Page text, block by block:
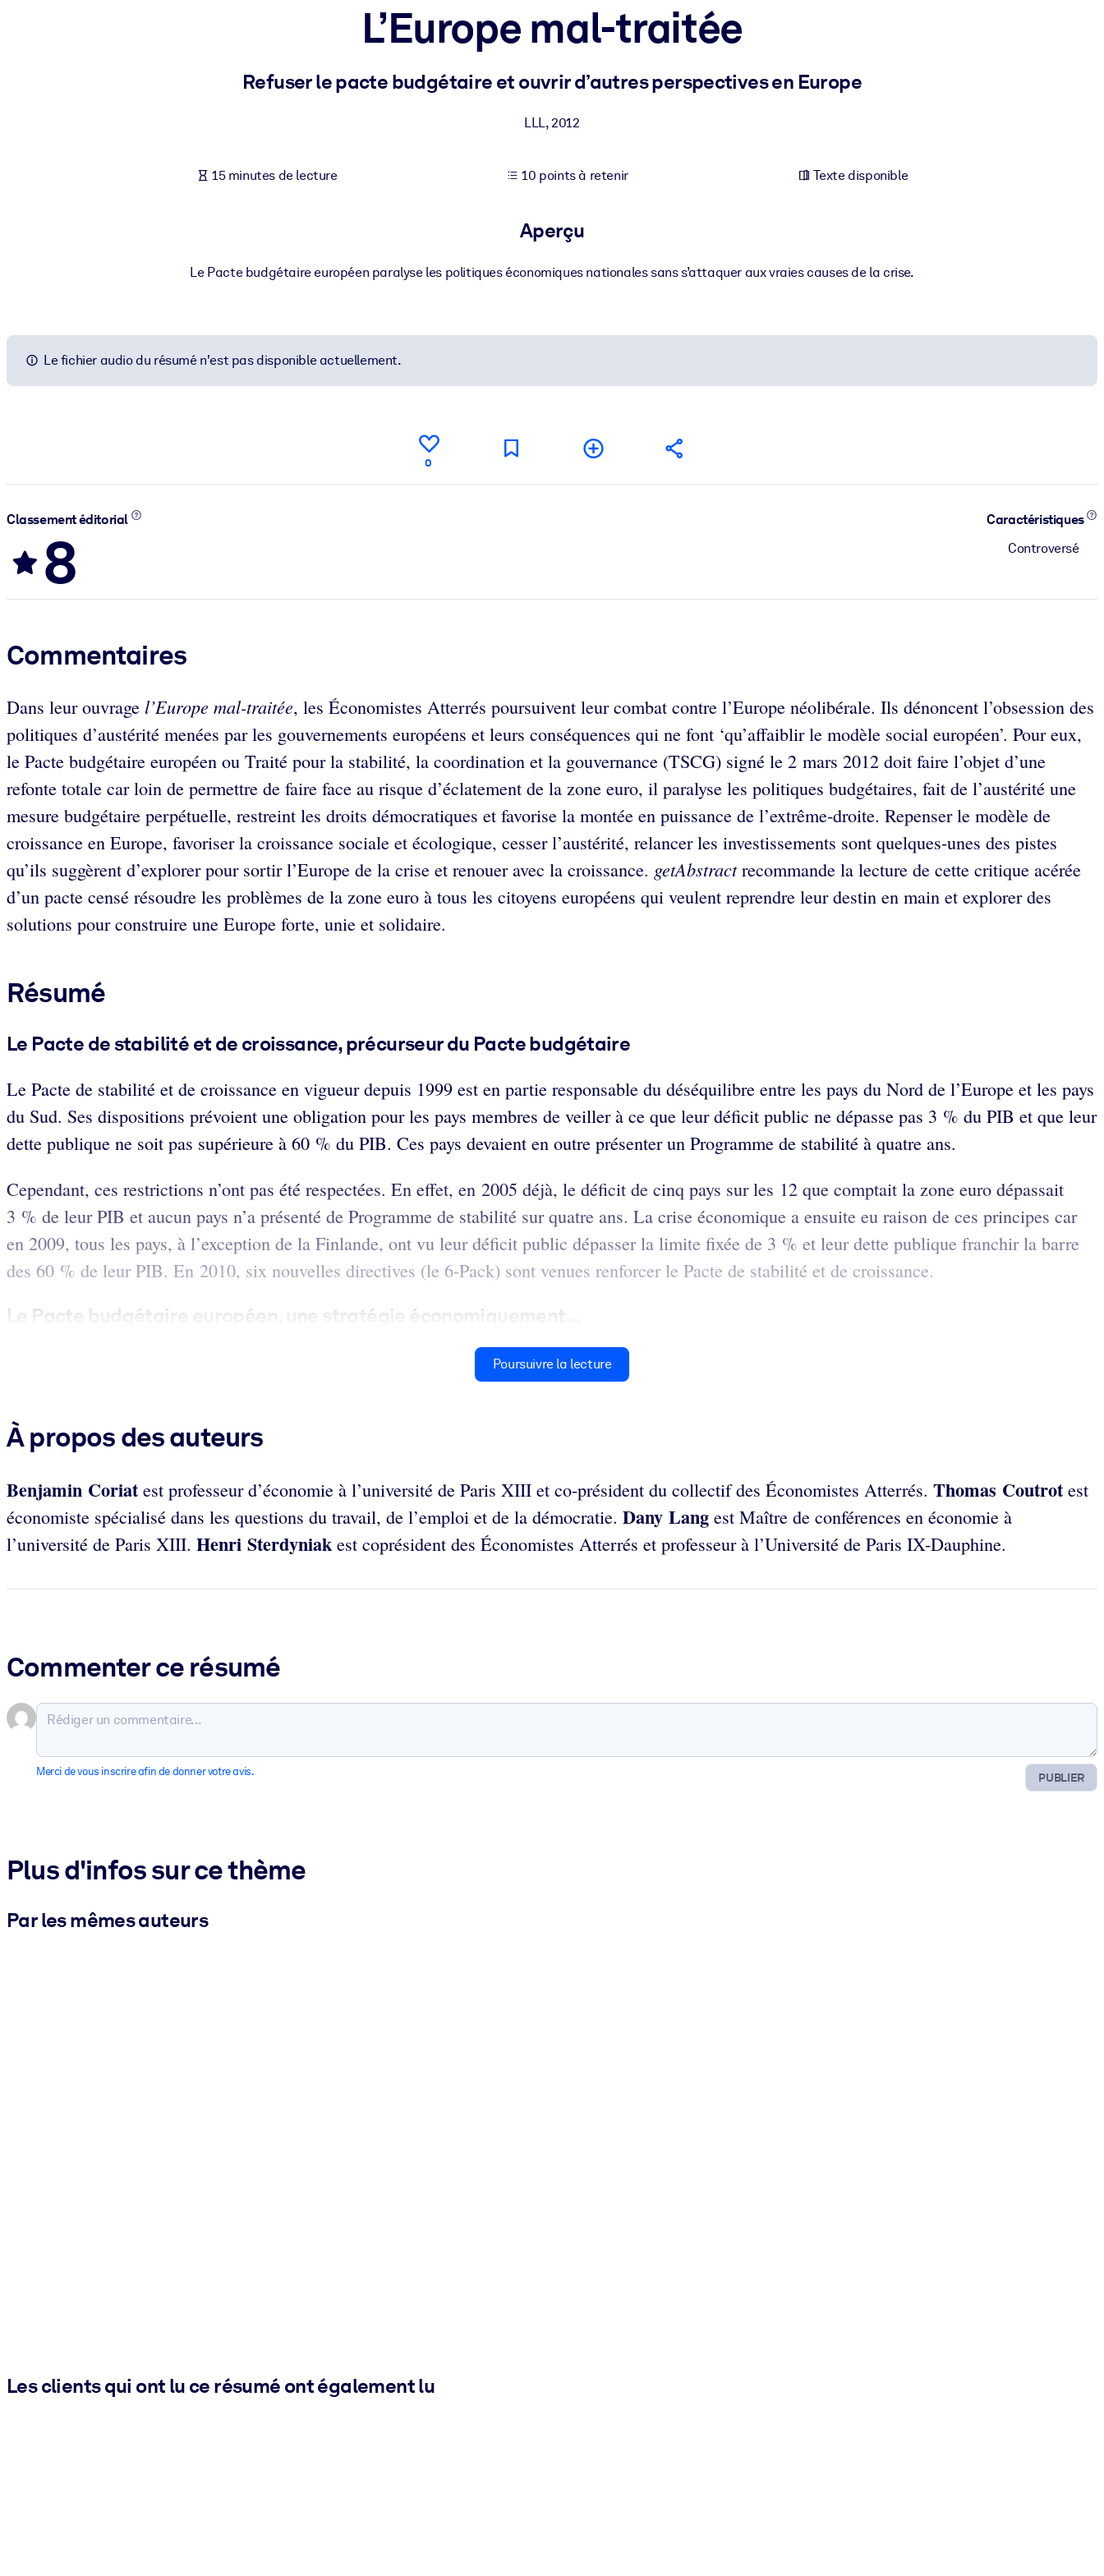
Enrichissez votre bibliothèque d'entreprise avec des connaissances commerciales fiables et prêtes à l'emploi.
Alimentez vos systèmes d'IA avec des connaissances fiables et structurées pour améliorer les résultats.
L’Europe mal-traitée
Refuser le pacte budgétaire et ouvrir d’autres perspectives en Europe
LLL,2012
15 minutes de lecture 10 points à retenir Texte disponible
Aperçu
Le Pacte budgétaire européen paralyse les politiques économiques nationales sans s’attaquer aux vraies causes de la crise.
Le fichier audio du résumé n'est pas disponible actuellement.
0
Classement éditorial
8
Caractéristiques
Controversé
Commentaires
Dans leur ouvrage l’Europe mal-traitée, les Économistes Atterrés poursuivent leur combat contre l’Europe néolibérale. Ils dénoncent l’obsession des
politiques d’austérité menées par les gouvernements européens et leurs conséquences qui ne font ‘qu’affaiblir le modèle social européen’. Pour eux,
le Pacte budgétaire européen ou Traité pour la stabilité, la coordination et la gouvernance (TSCG) signé le 2 mars 2012 doit faire l’objet d’une
refonte totale car loin de permettre de faire face au risque d’éclatement de la zone euro, il paralyse les politiques budgétaires, fait de l’austérité une
mesure budgétaire perpétuelle, restreint les droits démocratiques et favorise la montée en puissance de l’extrême-droite. Repenser le modèle de
croissance en Europe, favoriser la croissance sociale et écologique, cesser l’austérité, relancer les investissements sont quelques-unes des pistes
qu’ils suggèrent d’explorer pour sortir l’Europe de la crise et renouer avec la croissance. getAbstractrecommande la lecture de cette critique acérée
d’un pacte censé résoudre les problèmes de la zone euro à tous les citoyens européens qui veulent reprendre leur destin en main et explorer des
solutions pour construire une Europe forte, unie et solidaire.
Résumé
Le Pacte de stabilité et de croissance, précurseur du Pacte budgétaire
Le Pacte de stabilité et de croissance en vigueur depuis 1999 est en partie responsable du déséquilibre entre les pays du Nord de l’Europe et les pays
du Sud. Ses dispositions prévoient une obligation pour les pays membres de veiller à ce que leur déficit public ne dépasse pas 3 % du PIB et que leur
dette publique ne soit pas supérieure à 60 % du PIB. Ces pays devaient en outre présenter un Programme de stabilité à quatre ans.
Cependant, ces restrictions n’ont pas été respectées. En effet, en 2005 déjà, le déficit de cinq pays sur les 12 que comptait la zone euro dépassait
3 % de leur PIB et aucun pays n’a présenté de Programme de stabilité sur quatre ans. La crise économique a ensuite eu raison de ces principes car
en 2009, tous les pays, à l’exception de la Finlande, ont vu leur déficit public dépasser la limite fixée de 3 % et leur dette publique franchir la barre
des 60 % de leur PIB. En 2010, six nouvelles directives (le 6-Pack) sont venues renforcer le Pacte de stabilité et de croissance.
Le Pacte budgétaire européen, une stratégie économiquement...
Poursuivre la lecture
À propos des auteurs
Benjamin Coriatest professeur d’économie à l’université de Paris XIII et co-président du collectif des Économistes Atterrés. Thomas Coutrotest
économiste spécialisé dans les questions du travail, de l’emploi et de la démocratie. Dany Lang est Maître de conférences en économie à
l’université de Paris XIII. Henri Sterdyniak est coprésident des Économistes Atterrés et professeur à l’Université de Paris IX-Dauphine.
Commenter ce résumé
PUBLIER
Merci de vous inscrire afin de donner votre avis.
Plus d'infos sur ce thème
Par les mêmes auteurs
Les clients qui ont lu ce résumé ont également lu